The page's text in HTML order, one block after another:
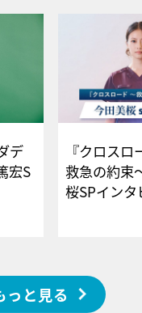
デ
宏S
ー
『クロス
救急の約束
桜SPイ
っと見る